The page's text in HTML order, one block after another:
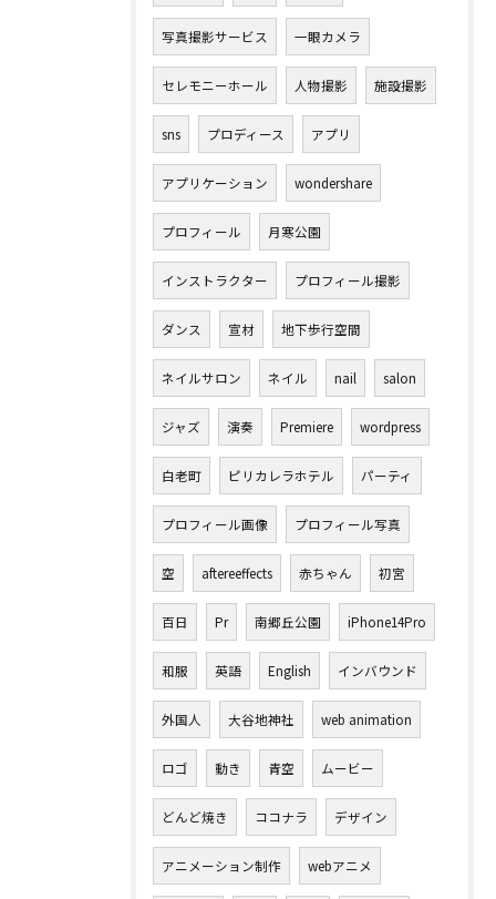
写真撮影サービス 一眼カメラ
セレモニーホール 人物撮影 施設撮影
sns プロディース アプリ
アプリケーション wondershare
プロフィール 月寒公園
インストラクター プロフィール撮影
ダンス 宣材 地下歩行空間
ネイルサロン ネイル nail salon
ジャズ 演奏 Premiere wordpress
白老町 ピリカレラホテル パーティ
プロフィール画像 プロフィール写真
空 aftereeffects 赤ちゃん 初宮
百日 Pr 南郷丘公園 iPhone14Pro
和服 英語 English インバウンド
外国人 大谷地神社 web animation
ロゴ 動き 青空 ムービー
どんど焼き ココナラ デザイン
アニメーション制作 webアニメ